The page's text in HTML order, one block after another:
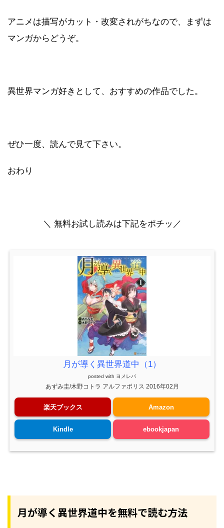
アニメは描写がカット・改変されがちなので、まずは
マンガからどうぞ。
異世界マンガ好きとして、おすすめの作品でした。
ぜひ一度、読んで見て下さい。
おわり
＼ 無料お試し読みは下記をポチッ／
月が導く異世界道中（1）
posted with ヨメレバ
あずみ圭/木野コトラ アルファポリス 2016年02月
楽天ブックス Amazon
Kindle ebookjapan
月が導く異世界道中を無料で読む方法